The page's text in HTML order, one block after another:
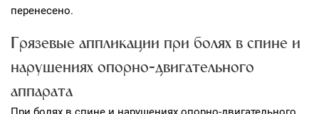
перенесено.
Грязевые аппликации при болях в спине и
нарушениях опорно‑двигательного
аппарата